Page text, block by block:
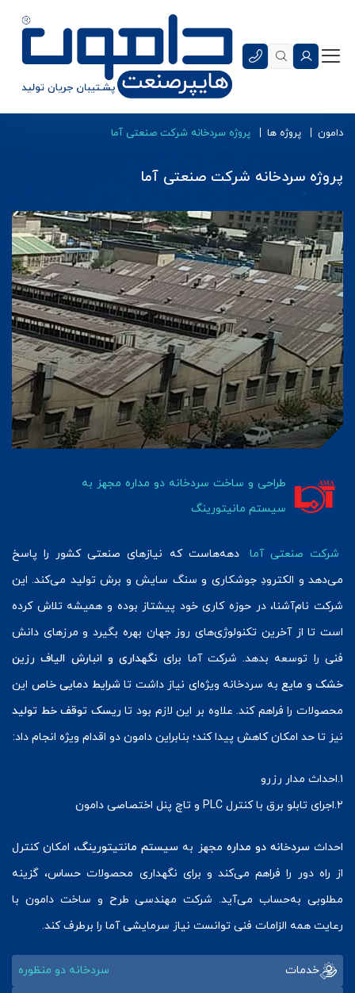
دامون پروژه ها پروژه سردخانه شرکت صنعتی آما
پروژه سردخانه شرکت صنعتی آما
طراحی و ساخت سردخانه دو مداره مجهز به
سیستم مانیتورینگ
شرکت صنعتی آما
دهه‌هاست که نیازهای صنعتی کشور را پاسخ
می‌دهد و الکترودِ جوشکاری و سنگ سایش و برش تولید می‌کند. این
شرکت نام‌آشنا، در حوزه کاری خود پیشتاز بوده و همیشه تلاش کرده
است تا از آخرین تکنولوژی‌های روز جهان بهره بگیرد و مرزهای دانش
فنی را توسعه بدهد. شرکت آما برای نگهداری و انبارش الیاف رزین
خشک و مایع به سردخانه ویژه‌ای نیاز داشت تاشرایط دمایی خاص این
محصولات را فراهم کند. علاوه بر این لازم بود تاریسک توقف خط تولید
نیز تا حد امکان کاهش پیدا کند؛ بنابراین دامون دو اقدام ویژه انجام داد:
۱.احداث مدار رزرو
۲.اجرای تابلو برق با کنترل PLC و تاچ پنل اختصاصی دامون
احداثسردخانه دو مداره مجهز به سیستم مانتیتورینگ، امکان کنترل
از راه دور را فراهم می‌کند و برای نگهداری محصولات حساس، گزینه
مطلوبی به‌حساب می‌آید. شرکت مهندسی طرح و ساخت دامون با
رعایت همه الزامات فنی توانست نیاز سرمایشی آما را برطرف کند.
خدمات سردخانه دو منظوره